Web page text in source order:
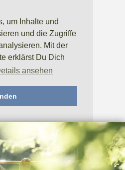
um Inhalte und
und die Zugriffe
Mit der
erklärst Du Dich
ansehen